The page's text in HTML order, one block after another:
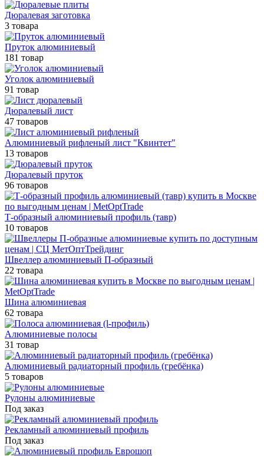
Дюралевая заготовка
3 товара
Пруток алюминиевый
181 товар
Уголок алюминиевый
91 товар
Дюралевый лист
47 товаров
Алюминиевый рифленый лист "Квинтет"
13 товаров
Дюралевый пруток
96 товаров
Т-образный алюминиевый профиль (тавр)
10 товаров
Швеллер алюминиевый П-образный
22 товара
Шина алюминиевая
62 товара
Алюминиевые полосы
31 товар
Алюминиевый радиаторный профиль (гребёнка)
5 товаров
Рулоны алюминиевые
Под заказ
Рекламный алюминиевый профиль
Под заказ